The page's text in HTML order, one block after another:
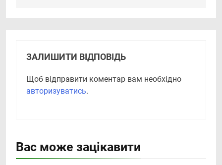
ЗАЛИШИТИ ВІДПОВІДЬ
Щоб відправити коментар вам необхідно
авторизуватись.
Вас може зацікавити